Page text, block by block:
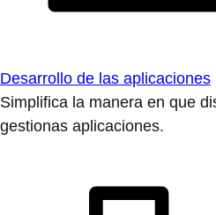
Desarrollo de las aplicaciones
Simplifica la manera en que
gestionas aplicaciones.